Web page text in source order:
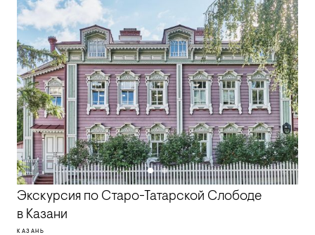
Экскурсия по Старо-Татарской Слободе
в Казани
КАЗАНЬ